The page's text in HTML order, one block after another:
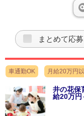
まとめて応
車通勤OK 月給20万円
井の花保
給20万円